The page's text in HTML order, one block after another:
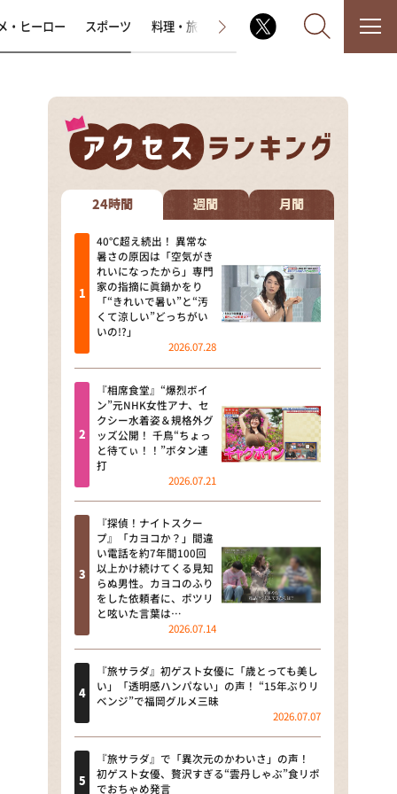
なるみ・岡村の過ぎるTV
相席食堂
これ余談なんですけど・・・
～人生密着トークバラエティ！
～ やすとものいたって真剣です
探偵！ナイトスクープ
news おかえり
河合＆A.B.C-Z塚田×福井アナ
「なんでやねん！？」（news お
かえり）
DAIGOも台所 ～きょうの献立 何
にする？～
本日はダイアンなり！シーズン２
朝だ！生です旅サラダ
教えて！ニュースライブ 正義の
ミカタ
ＬＩＦＥ～夢のカタチ～
新婚さんいらっしゃい！
ザキ山小屋本館
・ヒーロー スポーツ 料理・旅 ラジオ番組 その他
24時間 週間 月間
40℃超え続出！ 異常な
暑さの原因は「空気がき
れいになったから」専門
家の指摘に眞鍋かをり
「“きれいで暑い”と“汚
くて涼しい”どっちがい
いの!?」
2026.07.28
『相席食堂』“爆烈ボイ
ン”元NHK女性アナ、セ
クシー水着姿＆規格外グ
ッズ公開！ 千鳥“ちょっ
と待てぃ！！”ボタン連
打
2026.07.21
『探偵！ナイトスクー
プ』「カヨコか？」間違
い電話を約7年間100回
以上かけ続けてくる見知
らぬ男性。カヨコのふり
をした依頼者に、ポツリ
と呟いた言葉は…
2026.07.14
『旅サラダ』初ゲスト女優に「歳とっても美し
い」「透明感ハンパない」の声！ “15年ぶりリ
ベンジ”で福岡グルメ三昧
2026.07.07
『旅サラダ』で「異次元のかわいさ」の声！
初ゲスト女優、贅沢すぎる“雲丹しゃぶ”食リポ
でおちゃめ発言